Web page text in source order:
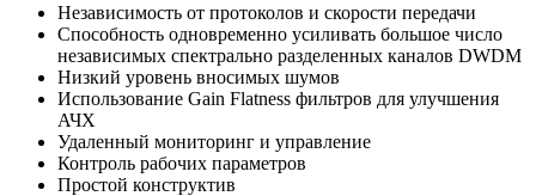
Независимость от протоколов и скорости передачи
Способность одновременно усиливать большое число
независимых спектрально разделенных каналов DWDM
Низкий уровень вносимых шумов
Использование Gain Flatness фильтров для улучшения
АЧХ
Удаленный мониторинг и управление
Контроль рабочих параметров
Простой конструктив